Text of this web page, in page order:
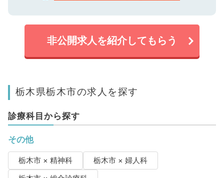
非公開求人を紹介してもらう
栃木県栃木市の求人を探す
診療科目から探す
その他
栃木市 × 精神科
栃木市 × 婦人科